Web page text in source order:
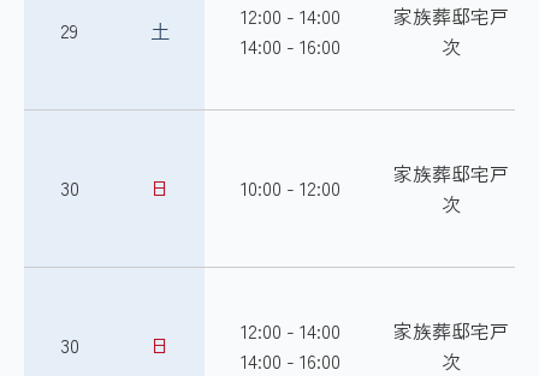
29 土
12:00 - 14:00
14:00 - 16:00
家族葬邸宅戸
次
30 日 10:00 - 12:00
家族葬邸宅戸
次
30 日
12:00 - 14:00
14:00 - 16:00
家族葬邸宅戸
次